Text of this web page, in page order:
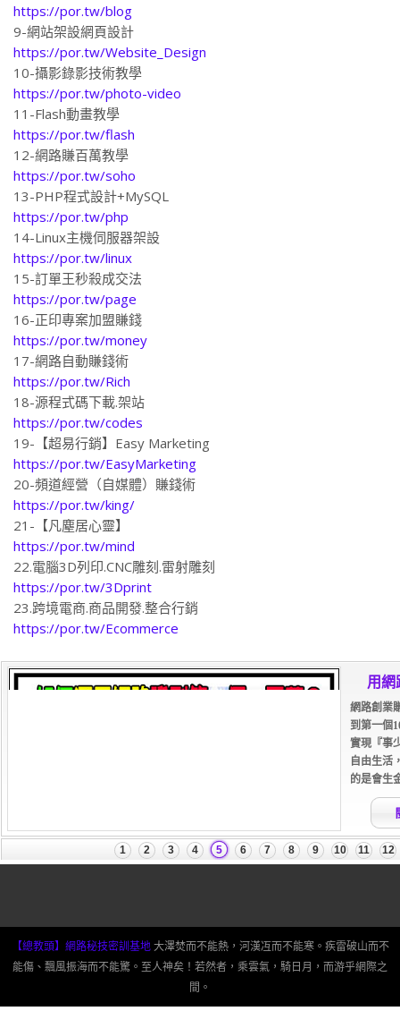
https://por.tw/blog
9-網站架設網頁設計
https://por.tw/Website_Design
10-攝影錄影技術教學
https://por.tw/photo-video
11-Flash動畫教學
https://por.tw/flash
12-網路賺百萬教學
https://por.tw/soho
13-PHP程式設計+MySQL
https://por.tw/php
14-Linux主機伺服器架設
https://por.tw/linux
15-訂單王秒殺成交法
https://por.tw/page
16-正印專案加盟賺錢
https://por.tw/money
17-網路自動賺錢術
https://por.tw/Rich
18-源程式碼下載.架站
https://por.tw/codes
19-【超易行銷】Easy Marketing
https://por.tw/EasyMarketing
20-頻道經營（自媒體）賺錢術
https://por.tw/king/
21-【凡塵居心靈】
https://por.tw/mind
22.電腦3D列印.CNC雕刻.雷射雕刻
https://por.tw/3Dprint
23.跨境電商.商品開發.整合行銷
https://por.tw/Ecommerce
【總教頭】網路秘技密訓基地大澤焚而不能熱，河漢冱而不能寒。疾雷破山而不
能傷、飄風振海而不能驚。至人神矣！若然者，乘雲氣，騎日月，而游乎網際之
間。